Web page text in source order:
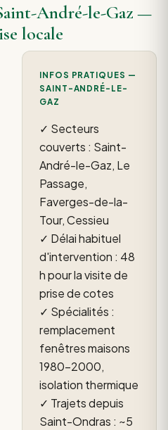
André-le-Gaz —
locale
INFOS PRATIQUES —
SAINT-ANDRÉ-LE-
GAZ
✓ Secteurs
couverts : Saint-
André-le-Gaz, Le
Passage,
Faverges-de-la-
Tour, Cessieu
✓ Délai habituel
d'intervention : 48
h pour la visite de
prise de cotes
✓ Spécialités :
remplacement
fenêtres maisons
1980–2000,
isolation thermique
✓ Trajets depuis
Saint-Ondras : ~5